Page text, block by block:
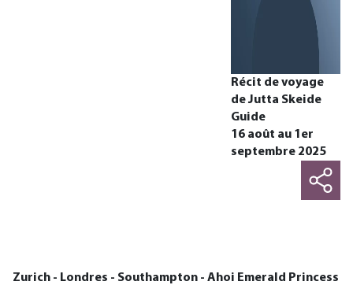
Récit de voyage
de Jutta Skeide
Guide
16 août au 1er
septembre 2025
Zurich - Londres - Southampton - Ahoi Emerald Princess